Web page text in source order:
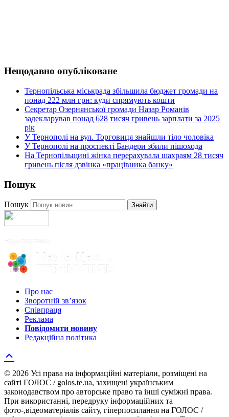
Нещодавно опубліковане
Тернопільська міськрада збільшила бюджет громади на
понад 222 млн грн: куди спрямують кошти
Секретар Озернянської громади Назар Романів
задекларував понад 628 тисяч гривень зарплати за 2025
рік
У Тернополі на вул. Торговиця знайшли тіло чоловіка
У Тернополі на проспекті Бандери збили пішохода
На Тернопільщині жінка перерахувала шахраям 28 тисяч
гривень після дзвінка «працівника банку»
Пошук
Пошук Знайти
Про нас
Зворотній зв’язок
Співпраця
Реклама
Повідомити новину
Редакційна політика
© 2026 Усі права на інформаційні матеріали, розміщені на
сайті ГОЛОС / golos.te.ua, захищені українським
законодавством про авторське право та інші суміжні права.
При використанні, передруку інформаційних та
фото-,відеоматеріалів сайту, гіперпосилання на ГОЛОС /